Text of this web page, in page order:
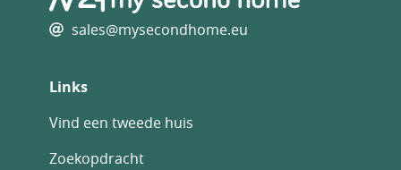
sales@mysecondhome.eu
Links
Vind een tweede huis
Zoekopdracht